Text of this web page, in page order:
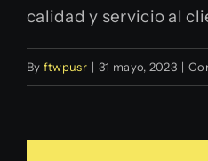
calidad y servicio al
By ftwpusr | 31 mayo, 2023 |